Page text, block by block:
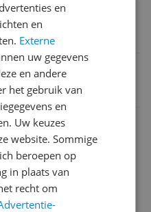
en
en
Externe
uw gegevens
en andere
het gebruik van
en
Uw keuzes
website. Sommige
beroepen op
in plaats van
recht om